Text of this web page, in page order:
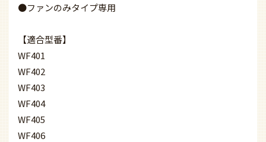
●ファンのみタイプ専用
【適合型番】
WF401
WF402
WF403
WF404
WF405
WF406